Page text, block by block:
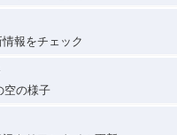
報をチェック
空の様子